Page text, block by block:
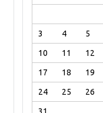
3 4 5
10 11 12
17 18 19
24 25 26